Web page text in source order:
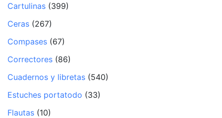
Cartulinas (399)
Ceras (267)
Compases (67)
Correctores (86)
Cuadernos y libretas (540)
Estuches portatodo (33)
Flautas (10)